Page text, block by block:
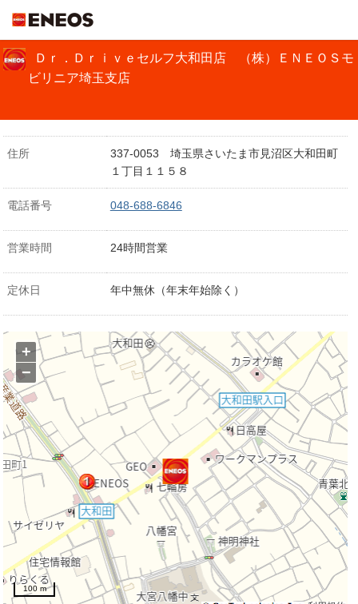
Ｄｒ．Ｄｒｉｖｅセルフ大和田店 （株）ＥＮＥＯＳモ
ビリニア埼玉支店
住所
337-0053 埼玉県さいたま市見沼区大和田町
１丁目１１５８
電話番号 048-688-6846
営業時間 24時間営業
定休日 年中無休（年末年始除く）
+
−
100 m